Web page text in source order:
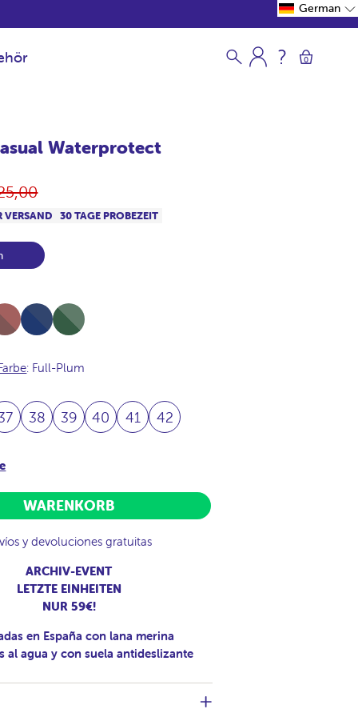
0
Waterprotect
VERSAND 30 TAGE PROBEZEIT
Full-
NavyJaspeado
Full-
Bosque
: Full-Plum
38 39 40 41 42
WARENKORB
y devoluciones gratuitas
ARCHIV-EVENT
LETZTE EINHEITEN
NUR 59€!
en España con lana merina
al agua y con suela antideslizante
German